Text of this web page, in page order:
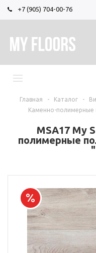
+7 (905) 704-00-76
Главная - Каталог -
Каменно-полимерные
MSA17 My
полимерные